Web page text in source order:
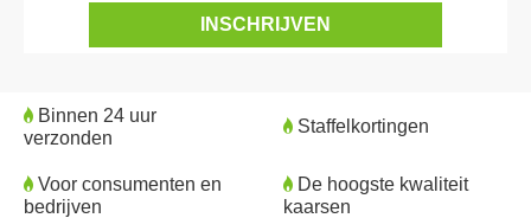
Binnen 24 uur
verzonden
Staffelkortingen
Voor consumenten en
bedrijven
De hoogste kwaliteit
kaarsen